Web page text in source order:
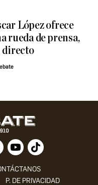
López ofrece
rueda de prensa,
directo
P. DE PRIVACIDAD